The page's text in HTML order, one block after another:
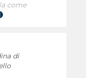
come
di